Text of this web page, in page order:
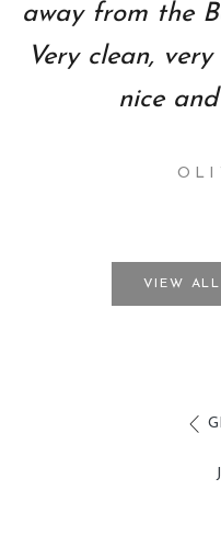
away from the
Very clean,
nice
VIEW